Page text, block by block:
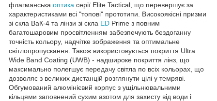
флагманська оптика серії Elite Tactical, що перевершує за
характеристиками всі "топові" прототипи. Високоякісні призми
зі скла ВаК-4 та лінзи зі скла ED Prime з повним
багатошаровим просвітленням забезпечують бездоганну
точність кольору, надчітке зображення та оптимальне
світлопропускання. Також використовується покриття Ultra
Wide Band Coating (UWB) - надшироке покриття лінз, що
максимально полегшує передачу світла по всіх кольорах, що
дозволяє з великих дистанцій розглянути цілі у темряві.
Обгумований алюмінієвий корпус з ущільнювальними
кільцями заповнений сухим азотом для захисту від води і